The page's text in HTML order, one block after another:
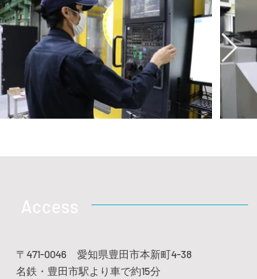
Access
〒471-0046 愛知県豊田市本新町4-38
名鉄・豊田市駅より車で約15分